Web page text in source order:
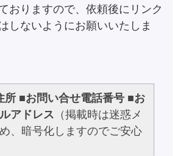
おりますので、依頼後にリンク
しないようにお願いいたしま
所 ■お問い合せ電話番号 ■お
アドレス （掲載時は迷惑メ
、暗号化しますのでご安心